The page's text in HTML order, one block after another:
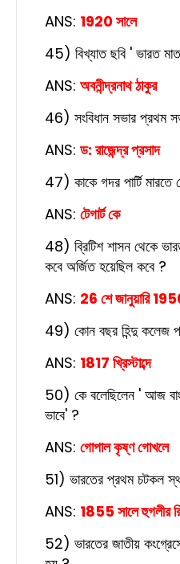
ANS: 1920 সালে
45) বিখ্যাত ছবি ' ভারত
ANS: অবনীন্দ্রনাথ ঠাকুর
46) সংবিধান সভার প্রথম
ANS: ড: রাজেন্দ্র প্রসাদ
47) কাকে গদর পার্টি মারতে
ANS: টেগার্ট কে
48) ব্রিটিশ শাসন থেকে
কবে অর্জিত হয়েছিল কবে ?
ANS: 26 শে জানুয়ারি
49) কোন বছর হিন্দু কলেজ
ANS: 1817 খ্রিস্টাব্দে
50) কে বলেছিলেন ' আজ
ভাবে' ?
ANS: গোপাল কৃষ্ণ গোখলে
51) ভারতের প্রথম চটকল
ANS: 1855 সালে হুগলীর
52) ভারতের জাতীয়